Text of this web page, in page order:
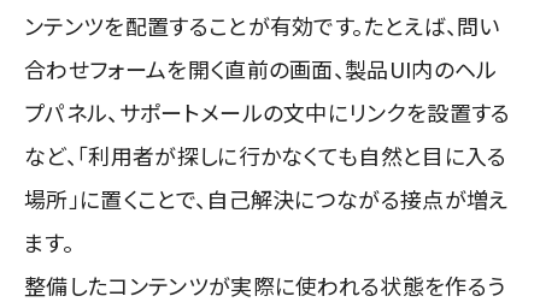
ンテンツを配置することが有効です。たとえば、問い
合わせフォームを開く直前の画面、製品UI内のヘル
プパネル、サポートメールの文中にリンクを設置する
など、「利用者が探しに行かなくても自然と目に入る
場所」に置くことで、自己解決につながる接点が増え
ます。
整備したコンテンツが実際に使われる状態を作るう